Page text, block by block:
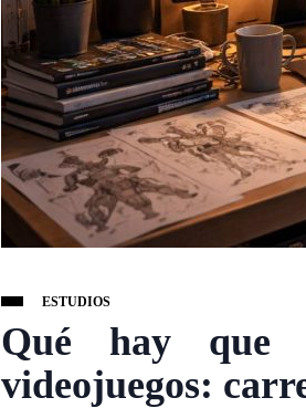
ESTUDIOS
Qué hay que
videojuegos: